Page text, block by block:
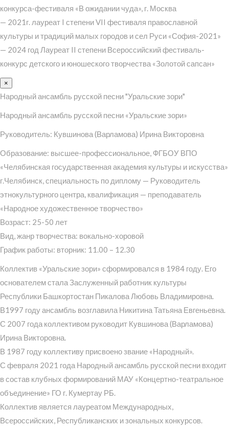
конкурса-фестиваля «В ожидании чуда», г. Москва
— 2021г. лауреат I степени VII фестиваля православной
культуры и традиций малых городов и сел Руси «София-2021»
— 2024 год Лауреат II степени Всероссийский фестиваль-
конкурс детского и юношеского творчества «Золотой сапсан»
×
Народный ансамбль русской песни "Уральские зори"
Народный ансамбль русской песни «Уральские зори»
Руководитель: Кувшинова (Варламова) Ирина Викторовна
Образование: высшее-профессиональное, ФГБОУ ВПО
«Челябинская государственная академия культуры и искусства»
г.Челябинск, специальность по диплому — Руководитель
этнокультурного центра, квалификация — преподаватель
«Народное художественное творчество»
Возраст: 25-50 лет
Вид, жанр творчества: вокально-хоровой
График работы: вторник: 11.00 – 12.30
Коллектив «Уральские зори» сформировался в 1984 году. Его
основателем стала Заслуженный работник культуры
Республики Башкортостан Пикалова Любовь Владимировна.
В1997 году ансамбль возглавила Никитина Татьяна Евгеньевна.
С 2007 года коллективом руководит Кувшинова (Варламова)
Ирина Викторовна.
В 1987 году коллективу присвоено звание «Народный».
С февраля 2021 года Народный ансамбль русской песни входит
в состав клубных формирований МАУ «Концертно-театральное
объединение» ГО г. Кумертау РБ.
Коллектив является лауреатом Международных,
Всероссийских, Республиканских и зональных конкурсов.